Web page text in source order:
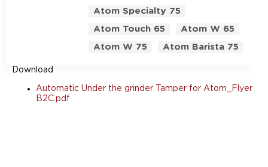
Atom Specialty 75
Atom Touch 65
Atom W 65
Atom W 75
Atom Barista 75
Download
Automatic Under the grinder Tamper for Atom_Flyer
B2C.pdf